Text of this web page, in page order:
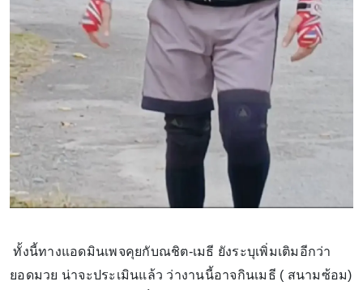
ทั้งนี้ทางแอดมินเพจคุยกับณชิต-เมธี ยังระบุเพิ่มเติมอีกว่า
ยอดมวย น่าจะประเมินแล้ว ว่างานนี้อาจกินเมธี ( สนามซ้อม)